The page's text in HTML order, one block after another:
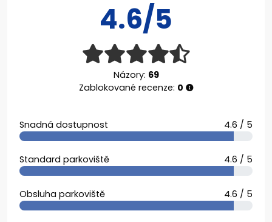
4.6/5
Názory: 69
Zablokované recenze: 0
Snadná dostupnost 4.6 / 5
Standard parkoviště 4.6 / 5
Obsluha parkoviště 4.6 / 5